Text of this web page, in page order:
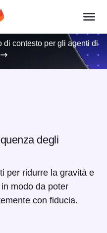
di contesto per gli agenti di
degli
per ridurre la gravità e
modo da poter
con fiducia.